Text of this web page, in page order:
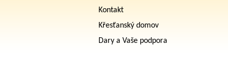
Kontakt
Křesťanský domov
Dary a Vaše podpora